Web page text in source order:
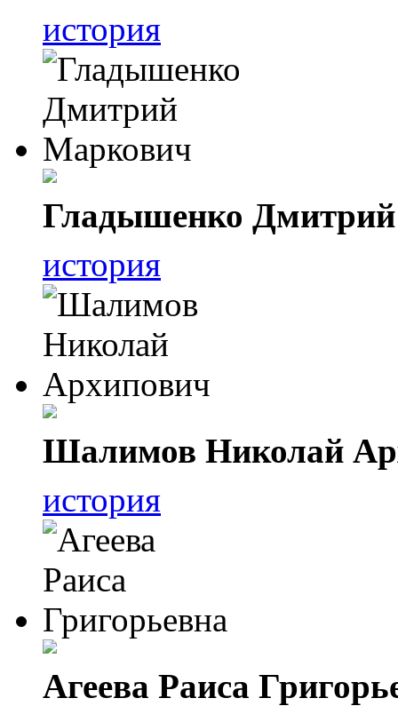
история
Гладышенко
история
Шалимов Николай
история
Агеева Раиса